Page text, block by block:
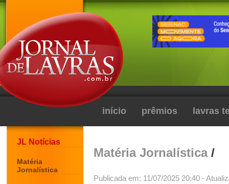
início prêmios lavras
JL Notícias
Matéria
Jornalística
Matéria Jornalística/
Publicada em: 11/07/2025 20:40 -